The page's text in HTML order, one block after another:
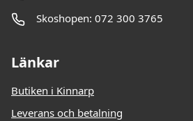
Skoshopen: 072 300 3765
Länkar
Butiken i Kinnarp
Leverans och betalning